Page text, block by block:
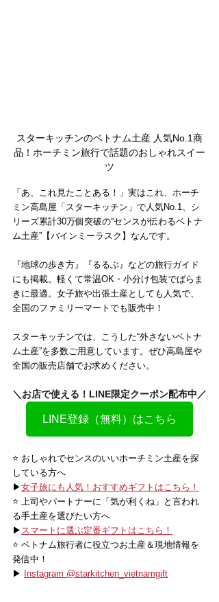
スターキッチンのベトナム土産 人気No.1商
品！ホーチミン旅行で話題のおしゃれスイー
ツ
「あ、これ見たことある！」実はこれ、ホーチ
ミン高島屋「スターキッチン」で人気No.1、シ
リーズ累計30万個突破の“センスが伝わるベトナ
ム土産”【バインミーラスク】なんです。
『地球の歩き方』『るるぶ』などの旅行ガイド
にも掲載。軽くて常温OK・小分け包装でばらま
きに最適。女子旅や出張土産としても人気で、
全国のファミリーマートでも販売中！
スターキッチンでは、こうした“外さないベトナ
ム土産”を多数ご用意しています。ぜひ高島屋や
全国の販売店舗でお求めください。
＼お店で使える！LINE限定クーポン配布中／
LINE登録（無料）はこちら
⭐️ おしゃれでセンスのいいホーチミン土産を探
している方へ
▶女子旅にも人気！おすすめギフトはこちら！
⭐️ 上司やパートナーに「気が利くね」と言われ
る手土産を選びたい方へ
▶ スマートに選ぶ定番ギフトはこちら！
⭐️ ベトナム旅行者に役立つお土産＆現地情報を
発信中！
▶
Instagram @starkitchen_vietnamgift